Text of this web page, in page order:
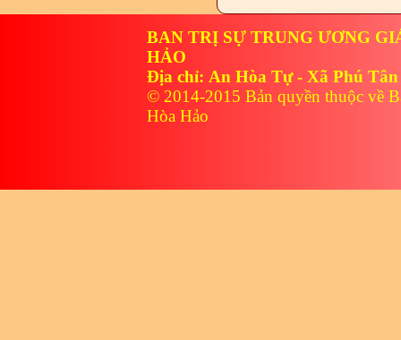
BAN TRỊ SỰ TRUNG ƯƠNG
HẢO
Địa chỉ: An Hòa Tự - Xã Phú
© 2014-2015 Bản quyền thuộc về
Hòa Hảo